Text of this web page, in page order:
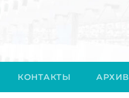
КОНТАКТЫ АРХИВ